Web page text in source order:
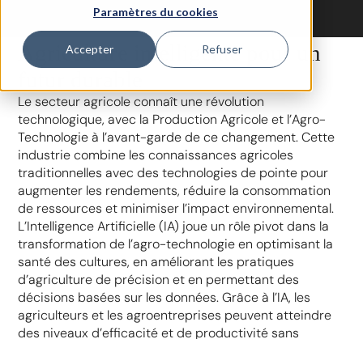
Paramètres du cookies
Accepter Refuser
Agriculture intelligente pour un
Le secteur agricole connaît une révolution
technologique, avec la Production Agricole et l’Agro-
Technologie à l’avant-garde de ce changement. Cette
industrie combine les connaissances agricoles
traditionnelles avec des technologies de pointe pour
augmenter les rendements, réduire la consommation
de ressources et minimiser l’impact environnemental.
L’Intelligence Artificielle (IA) joue un rôle pivot dans la
transformation de l’agro-technologie en optimisant la
santé des cultures, en améliorant les pratiques
d’agriculture de précision et en permettant des
décisions basées sur les données. Grâce à l’IA, les
agriculteurs et les agroentreprises peuvent atteindre
des niveaux d’efficacité et de productivité sans